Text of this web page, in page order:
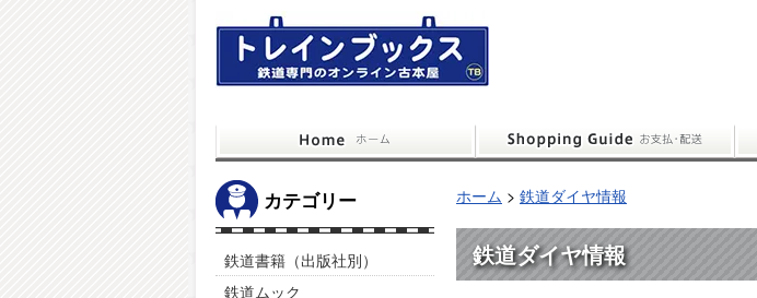
カテゴリー
鉄道書籍（出版社別）
鉄道ムック
ホーム > 鉄道ダイヤ情報
鉄道ダイヤ情報